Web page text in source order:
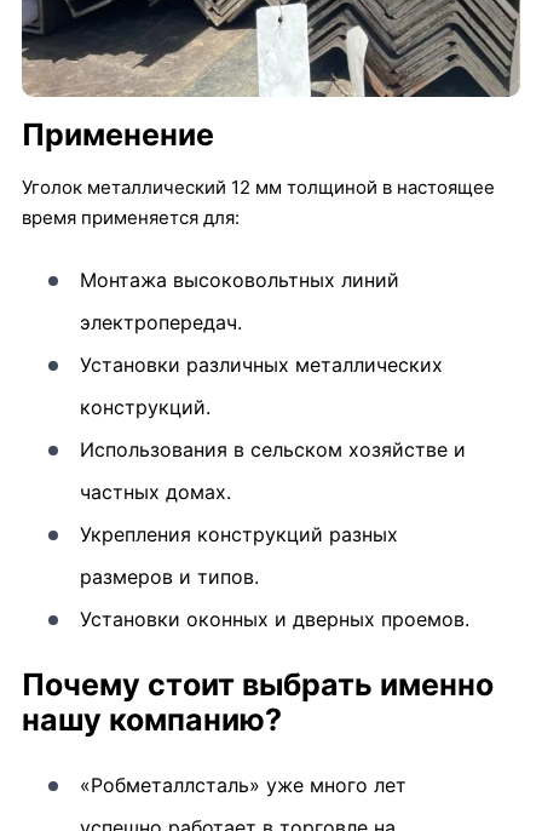
Применение
Уголок металлический 12 мм толщиной в настоящее
время применяется для:
Монтажа высоковольтных линий
электропередач.
Установки различных металлических
конструкций.
Использования в сельском хозяйстве и
частных домах.
Укрепления конструкций разных
размеров и типов.
Установки оконных и дверных проемов.
Почему стоит выбрать именно
нашу компанию?
«Робметаллсталь» уже много лет